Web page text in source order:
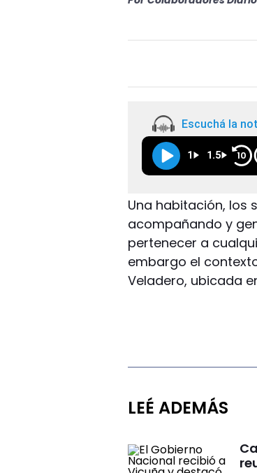
Escuchá la
1 1.5 10
Una habitación, los
acompañando y
pertenecer a
embargo el
Veladero, ubicada
LEÉ ADEMÁS